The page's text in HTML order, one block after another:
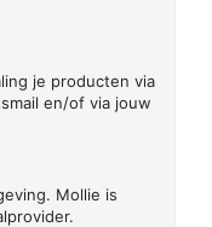
je producten via
en/of via jouw
Mollie is